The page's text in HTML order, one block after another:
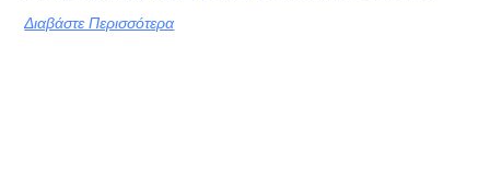
Διαβάστε Περισσότερα